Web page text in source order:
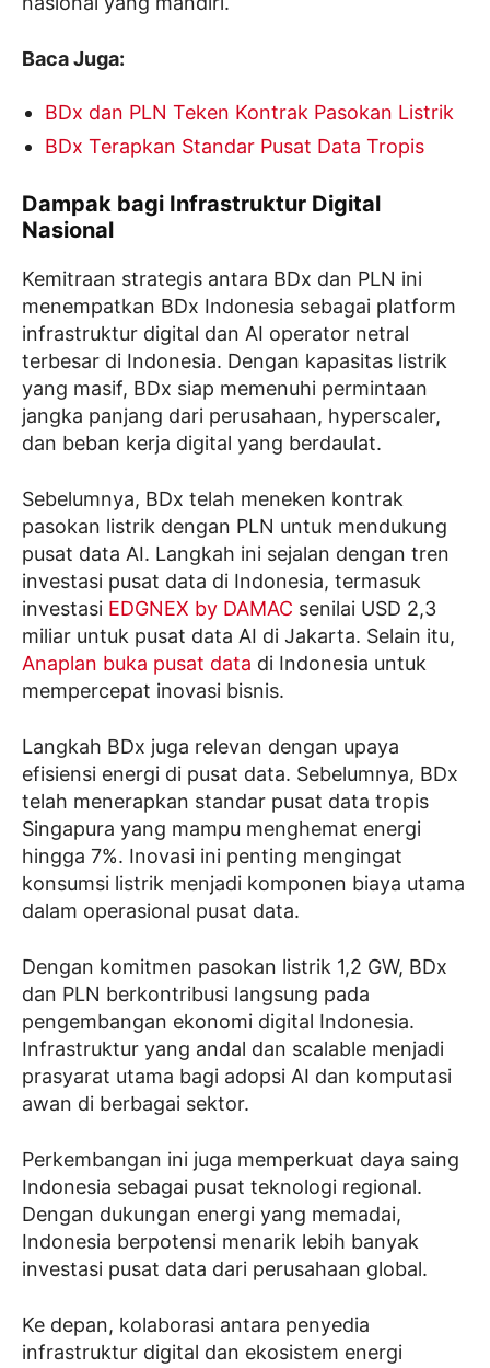
Baca Juga:
BDx dan PLN Teken Kontrak Pasokan Listrik
BDx Terapkan Standar Pusat Data Tropis
Dampak bagi Infrastruktur Digital
Nasional
Kemitraan strategis antara BDx dan PLN ini
menempatkan BDx Indonesia sebagai platform
infrastruktur digital dan AI operator netral
terbesar di Indonesia. Dengan kapasitas listrik
yang masif, BDx siap memenuhi permintaan
jangka panjang dari perusahaan, hyperscaler,
dan beban kerja digital yang berdaulat.
Sebelumnya, BDx telah meneken kontrak
pasokan listrik dengan PLN untuk mendukung
pusat data AI. Langkah ini sejalan dengan tren
investasi pusat data di Indonesia, termasuk
investasi EDGNEX by DAMAC senilai USD 2,3
miliar untuk pusat data AI di Jakarta. Selain itu,
Anaplan buka pusat data di Indonesia untuk
mempercepat inovasi bisnis.
Langkah BDx juga relevan dengan upaya
efisiensi energi di pusat data. Sebelumnya, BDx
telah menerapkan standar pusat data tropis
Singapura yang mampu menghemat energi
hingga 7%. Inovasi ini penting mengingat
konsumsi listrik menjadi komponen biaya utama
dalam operasional pusat data.
Dengan komitmen pasokan listrik 1,2 GW, BDx
dan PLN berkontribusi langsung pada
pengembangan ekonomi digital Indonesia.
Infrastruktur yang andal dan scalable menjadi
prasyarat utama bagi adopsi AI dan komputasi
awan di berbagai sektor.
Perkembangan ini juga memperkuat daya saing
Indonesia sebagai pusat teknologi regional.
Dengan dukungan energi yang memadai,
Indonesia berpotensi menarik lebih banyak
investasi pusat data dari perusahaan global.
Ke depan, kolaborasi antara penyedia
infrastruktur digital dan ekosistem energi